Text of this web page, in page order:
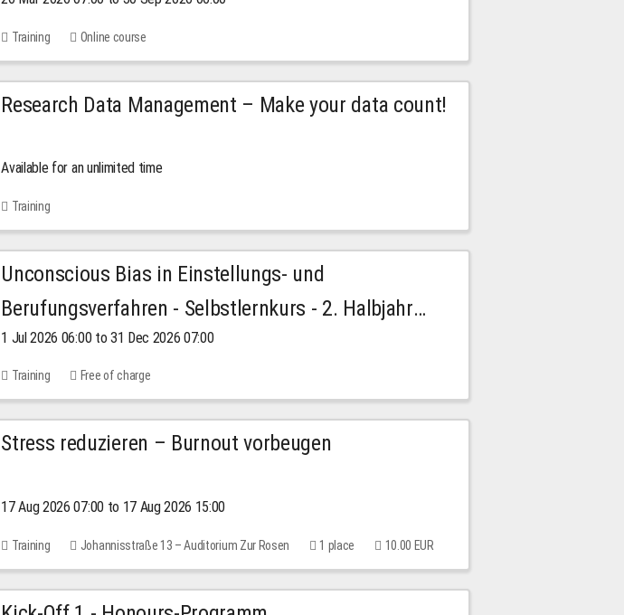
Training Online course
Research Data Management – Make your data count!
Available for an unlimited time
Training
Unconscious Bias in Einstellungs- und
Berufungsverfahren - Selbstlernkurs - 2. Halbjahr
2026
1 Jul 2026 06:00 to 31 Dec 2026 07:00
Training Free of charge
Stress reduzieren – Burnout vorbeugen
17 Aug 2026 07:00 to 17 Aug 2026 15:00
Training Johannisstraße 13 – Auditorium Zur Rosen 1 place 10.00 EUR